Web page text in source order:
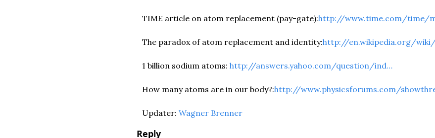
TIME article on atom replacement (pay-gate):http://www.time.com/time/
The paradox of atom replacement and identity:http://en.wikipedia.org/
1 billion sodium atoms: http://answers.yahoo.com/question/ind…
How many atoms are in our body?:http://www.physicsforums.com/
Updater: Wagner Brenner
Reply